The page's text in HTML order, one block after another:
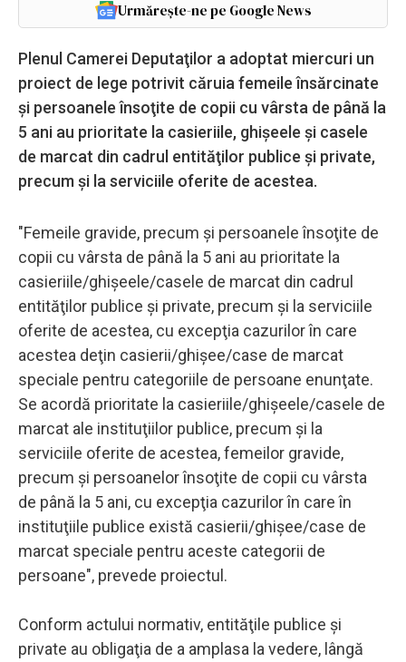
Urmărește-ne pe Google News
Plenul Camerei Deputaţilor a adoptat miercuri un
proiect de lege potrivit căruia femeile însărcinate
şi persoanele însoţite de copii cu vârsta de până la
5 ani au prioritate la casieriile, ghişeele şi casele
de marcat din cadrul entităţilor publice şi private,
precum şi la serviciile oferite de acestea.
"Femeile gravide, precum şi persoanele însoţite de
copii cu vârsta de până la 5 ani au prioritate la
casieriile/ghişeele/casele de marcat din cadrul
entităţilor publice şi private, precum şi la serviciile
oferite de acestea, cu excepţia cazurilor în care
acestea deţin casierii/ghişee/case de marcat
speciale pentru categoriile de persoane enunţate.
Se acordă prioritate la casieriile/ghişeele/casele de
marcat ale instituţiilor publice, precum şi la
serviciile oferite de acestea, femeilor gravide,
precum şi persoanelor însoţite de copii cu vârsta
de până la 5 ani, cu excepţia cazurilor în care în
instituţiile publice există casierii/ghişee/case de
marcat speciale pentru aceste categorii de
persoane", prevede proiectul.
Conform actului normativ, entităţile publice şi
private au obligaţia de a amplasa la vedere, lângă